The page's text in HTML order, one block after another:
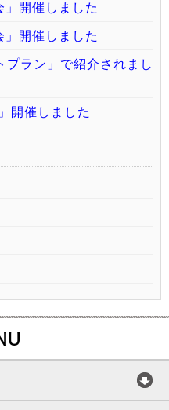
開催しました
開催しました
プラン」で紹介されまし
開催しました